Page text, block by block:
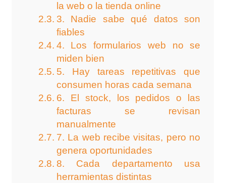
la web o la tienda online
3. Nadie sabe qué datos son
fiables
4. Los formularios web no se
miden bien
5. Hay tareas repetitivas que
consumen horas cada semana
6. El stock, los pedidos o las
facturas se revisan
manualmente
7. La web recibe visitas, pero no
genera oportunidades
8. Cada departamento usa
herramientas distintas